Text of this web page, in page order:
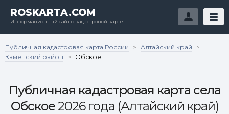
ROSKARTA.COM
Информационный сайт о кадастровой карте
Публичная кадастровая карта России > Алтайский край
>
Каменский район
> Обское
Публичная кадастровая карта села
Обское2026 года (Алтайский край)